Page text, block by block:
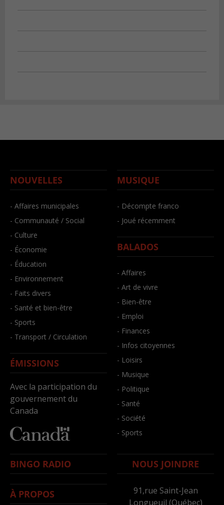
NOUVELLES
- Affaires municipales
- Communauté / Social
- Culture
- Économie
- Éducation
- Environnement
- Faits divers
- Santé et bien-être
- Sports
- Transport / Circulation
ÉMISSIONS
Avec la participation du
gouvernement du
Canada
MUSIQUE
- Décompte franco
- Joué récemment
BALADOS
- Affaires
- Art de vivre
- Bien-être
- Emploi
- Finances
- Infos citoyennes
- Loisirs
- Musique
- Politique
- Santé
- Société
- Sports
BINGO RADIO
À PROPOS
NOUS JOINDRE
91,rue Saint-Jean
Longueuil (Québec)